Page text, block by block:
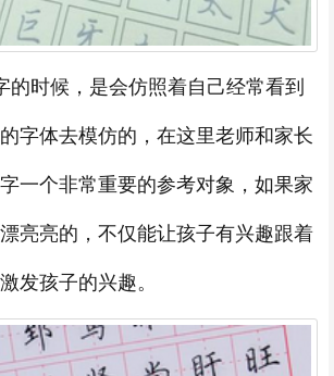
的时候，是会仿照着自己经常看到
字体去模仿的，在这里老师和家长
一个非常重要的参考对象，如果家
亮亮的，不仅能让孩子有兴趣跟着
发孩子的兴趣。